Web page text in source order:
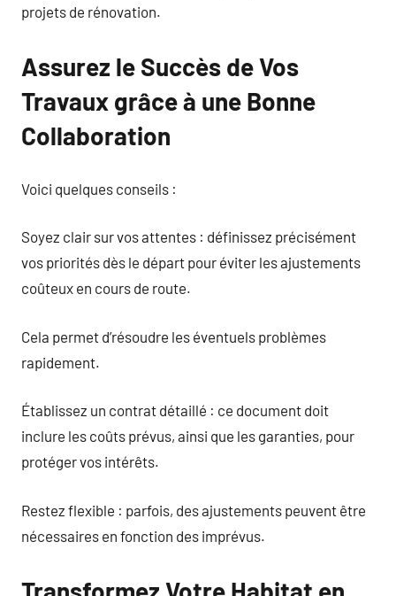
projets de rénovation.
Assurez le Succès de Vos
Travaux grâce à une Bonne
Collaboration
Voici quelques conseils :
Soyez clair sur vos attentes : définissez précisément
vos priorités dès le départ pour éviter les ajustements
coûteux en cours de route.
Cela permet d’résoudre les éventuels problèmes
rapidement.
Établissez un contrat détaillé : ce document doit
inclure les coûts prévus, ainsi que les garanties, pour
protéger vos intérêts.
Restez flexible : parfois, des ajustements peuvent être
nécessaires en fonction des imprévus.